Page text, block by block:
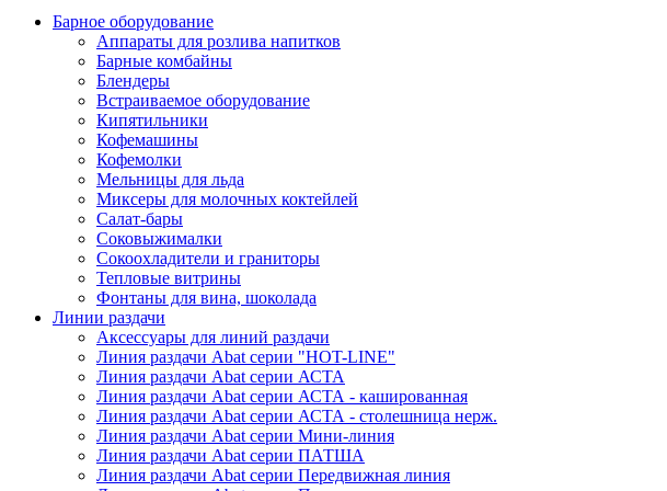
Барное оборудование
Аппараты для розлива напитков
Барные комбайны
Блендеры
Встраиваемое оборудование
Кипятильники
Кофемашины
Кофемолки
Мельницы для льда
Миксеры для молочных коктейлей
Салат-бары
Соковыжималки
Сокоохладители и граниторы
Тепловые витрины
Фонтаны для вина, шоколада
Линии раздачи
Аксессуары для линий раздачи
Линия раздачи Abat серии "HOT-LINE"
Линия раздачи Abat серии АСТА
Линия раздачи Abat серии АСТА - кашированная
Линия раздачи Abat серии АСТА - столешница нерж.
Линия раздачи Abat серии Мини-линия
Линия раздачи Abat серии ПАТША
Линия раздачи Abat серии Передвижная линия